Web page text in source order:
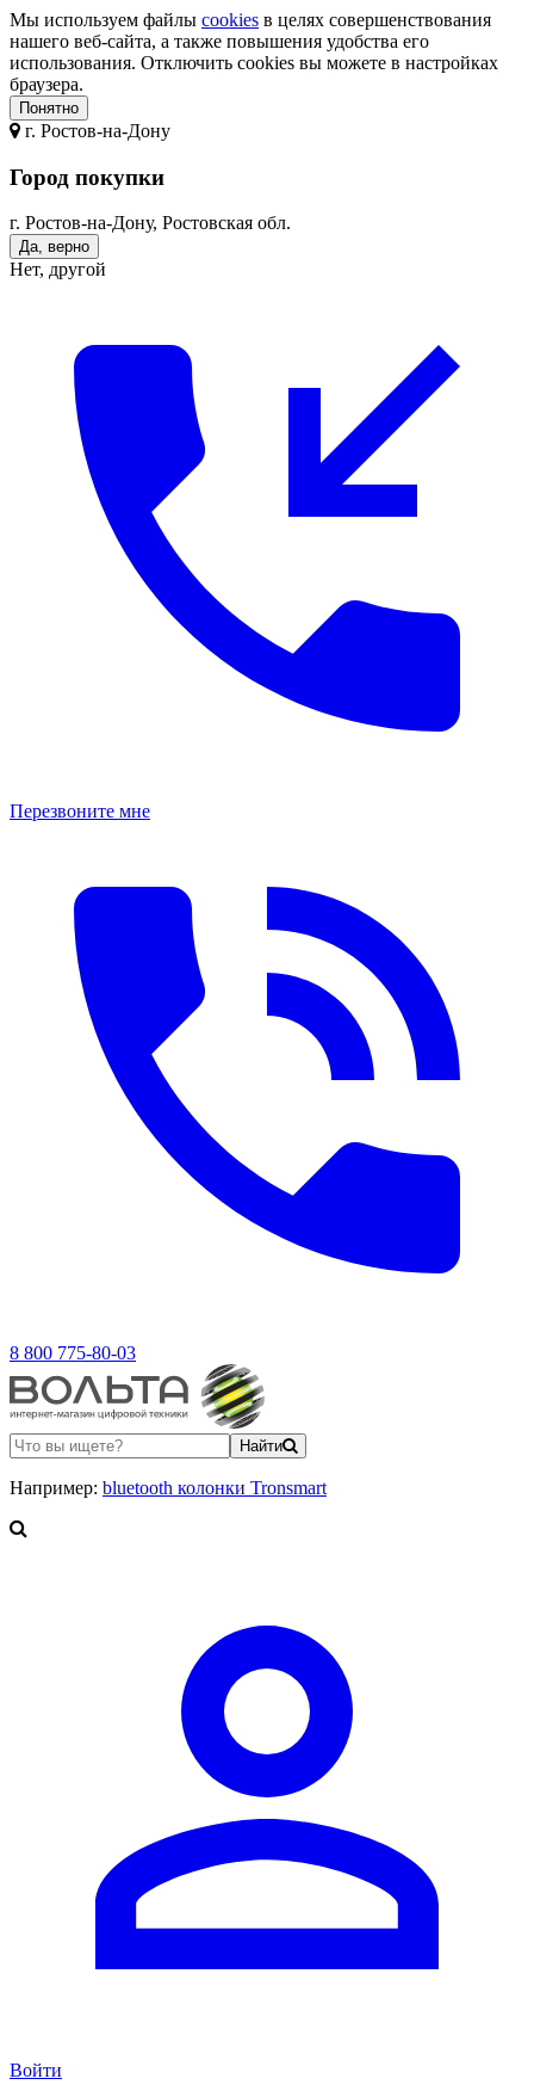
Мы используем файлы cookies в целях совершенствования
нашего веб-сайта, а также повышения удобства его
использования. Отключить cookies вы можете в настройках
браузера.
Понятно
г. Ростов-на-Дону
Город покупки
г. Ростов-на-Дону, Ростовская обл.
Да, верно
Нет, другой
Перезвоните мне
8 800 775-80-03
Найти
Например: bluetooth колонки Tronsmart
Войти